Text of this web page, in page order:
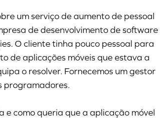
um serviço de aumento de pessoal
de desenvolvimento de software
O cliente tinha pouco pessoal para
de aplicações móveis que estava a
o resolver. Fornecemos um gestor
programadores.
e como queria que a aplicação móvel